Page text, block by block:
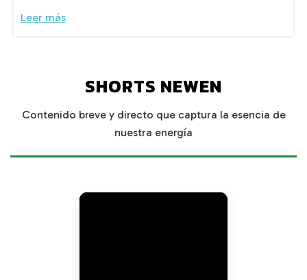
Leer más
SHORTS NEWEN
Contenido breve y directo que captura la esencia de
nuestra energía